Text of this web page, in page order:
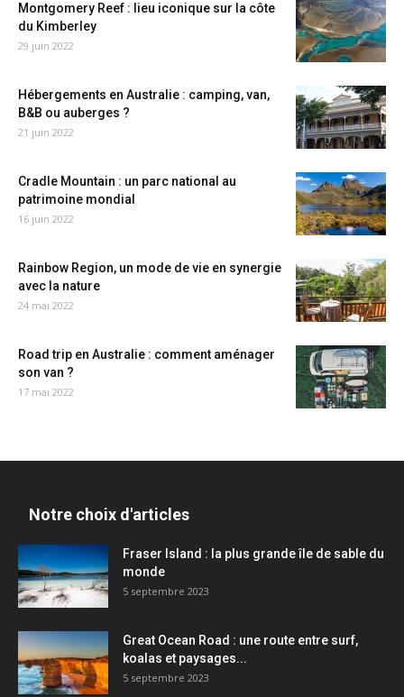
Montgomery Reef : lieu iconique sur la côte
du Kimberley
29 juin 2022
Hébergements en Australie : camping, van,
B&B ou auberges ?
21 juin 2022
Cradle Mountain : un parc national au
patrimoine mondial
16 juin 2022
Rainbow Region, un mode de vie en synergie
avec la nature
24 mai 2022
Road trip en Australie : comment aménager
son van ?
17 mai 2022
Notre choix d'articles
Fraser Island : la plus grande île de sable du
monde
5 septembre 2023
Great Ocean Road : une route entre surf,
koalas et paysages...
5 septembre 2023